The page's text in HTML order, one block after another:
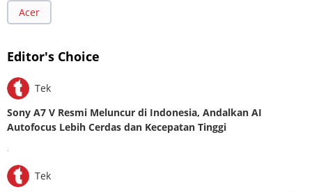
Acer
Editor's Choice
Tek
Sony A7 V Resmi Meluncur di Indonesia, Andalkan AI
Autofocus Lebih Cerdas dan Kecepatan Tinggi
Tek